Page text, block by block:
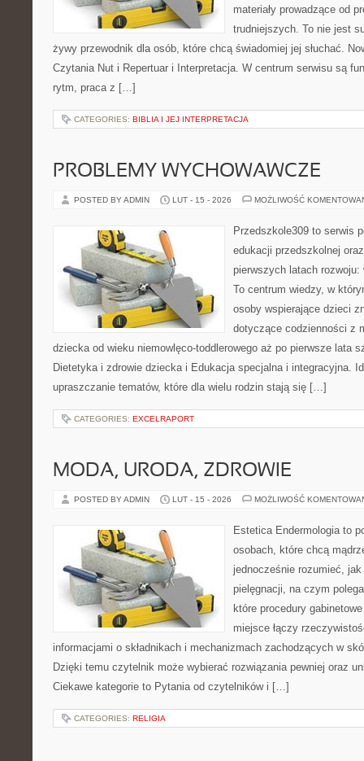
materiały prowadzące od
trudniejszych. To nie jest
żywy przewodnik dla osób, które chcą świadomiej jej słuchać.
Czytania Nut i Repertuar i Interpretacja. W centrum serwisu są
rytm, praca z […]
CATEGORIES: BIBLIA I JEJ INTERPRETACJA
PROBLEMY WYCHOWAWCZE
POSTED BY ADMIN LUT - 15 - 2026 MOŻLIWOŚĆ
Przedszkole309 to serwis
edukacji przedszkolnej
pierwszych latach
To centrum wiedzy, w
osoby wspierające dzieci
dotyczące codzienności z
dziecka od wieku niemowlęco-toddlerowego aż po pierwsze lata
Dietetyka i zdrowie dziecka i Edukacja specjalna i integracyjna.
upraszczanie tematów, które dla wielu rodzin stają się […]
CATEGORIES: EXCELRAPORT
MODA, URODA, ZDROWIE
POSTED BY ADMIN LUT - 15 - 2026 MOŻLIWOŚĆ
Estetica Endermologia to
osobach, które chcą
jednocześnie rozumieć, jak
pielęgnacji, na czym
które procedury
miejsce łączy
informacjami o składnikach i mechanizmach zachodzących w
Dzięki temu czytelnik może wybierać rozwiązania pewniej oraz
Ciekawe kategorie to Pytania od czytelników i […]
CATEGORIES: RELIGIA